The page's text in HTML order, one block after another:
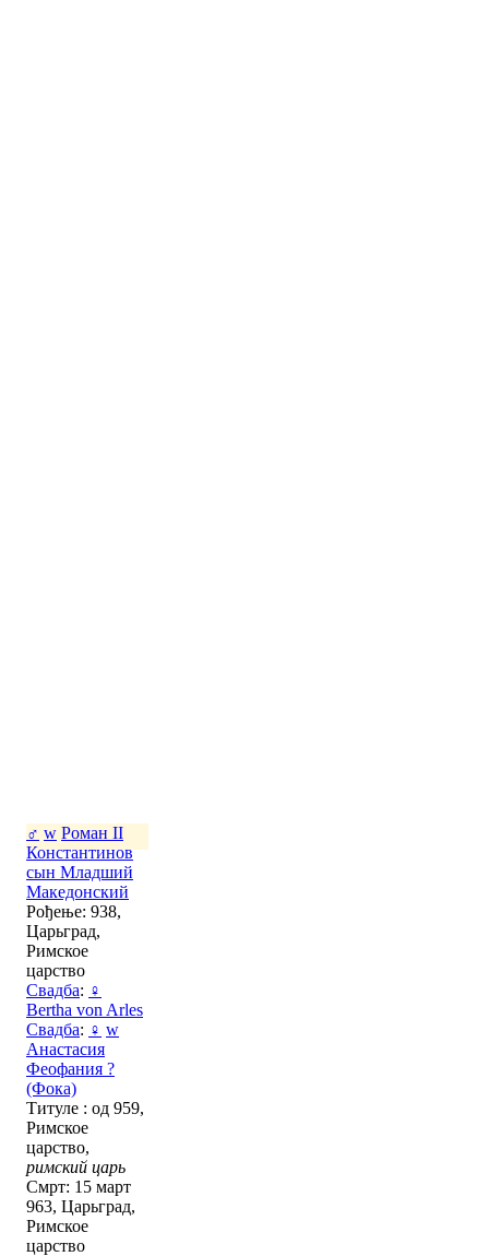
♂ w Роман II
Константинов
сын Младший
Македонский
Рођење: 938,
Царьград,
Римское
царство
Свадба: ♀
Bertha von Arles
Свадба: ♀ w
Анастасия
Феофания ?
(Фока)
Титуле : од 959,
Римское
царство,
римский царь
Смрт: 15 март
963, Царьград,
Римское
царство